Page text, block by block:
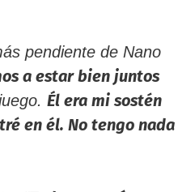
pendiente de Nano
a estar bien juntos
Él era mi sostén
en él. No tengo nada